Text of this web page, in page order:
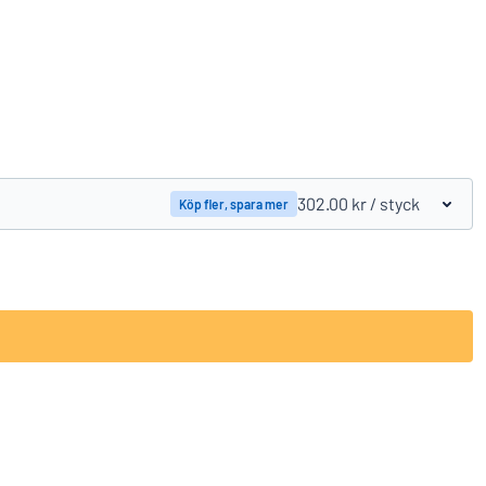
Köp fler, spara mer 302.00 kr / styck